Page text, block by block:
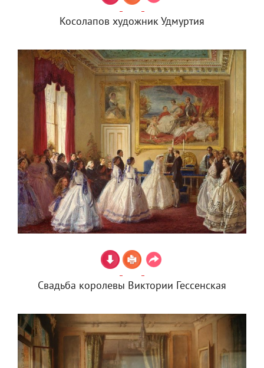
Косолапов художник Удмуртия
Свадьба королевы Виктории Гессенская